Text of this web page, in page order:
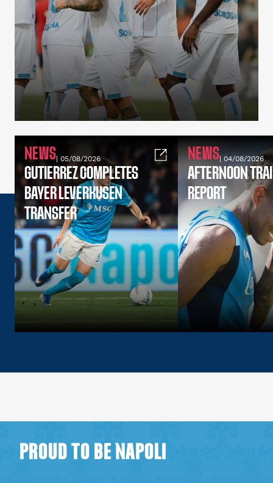
NEWS| 05/08/2026
GUTIERREZ COMPLETES
BAYER LEVERKUSEN
TRANSFER
NEWS| 04/08/2026
AFTERNOON
REPORT
PROUD TO BE NAPOLI